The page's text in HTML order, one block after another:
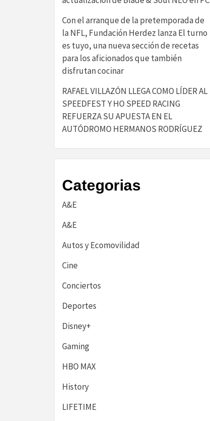
Con el arranque de la pretemporada de
la NFL, Fundación Herdez lanza El turno
es tuyo, una nueva sección de recetas
para los aficionados que también
disfrutan cocinar
RAFAEL VILLAZÓN LLEGA COMO LÍDER AL
SPEEDFEST Y HO SPEED RACING
REFUERZA SU APUESTA EN EL
AUTÓDROMO HERMANOS RODRÍGUEZ
Categorias
A&E
A&E
Autos y Ecomovilidad
Cine
Conciertos
Deportes
Disney+
Gaming
HBO MAX
History
LIFETIME